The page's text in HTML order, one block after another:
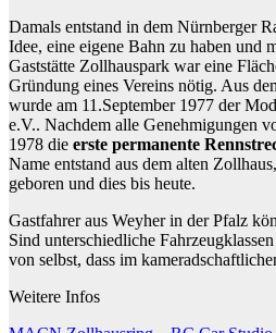
Damals entstand in dem Nürnberger
Idee, eine eigene Bahn zu haben und
Gaststätte Zollhauspark war eine
Gründung eines Vereins nötig. Aus
wurde am 11.September 1977 der
e.V.. Nachdem alle Genehmigungen
1978 die erste permanente
Name entstand aus dem alten
geboren und dies bis heute.
Gastfahrer aus Weyher in der Pfalz
Sind unterschiedliche
von selbst, dass im
Weitere Infos